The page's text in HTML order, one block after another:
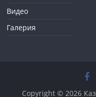
Видео
Галерия
Copyright © 2026